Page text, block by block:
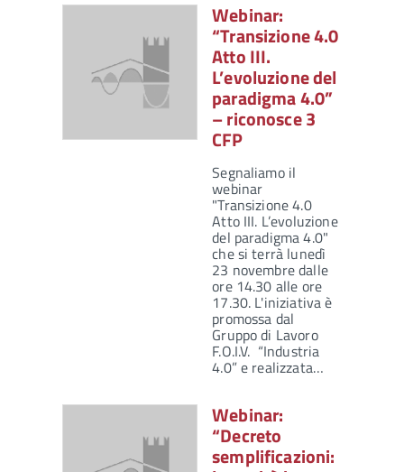
Webinar:
“Transizione 4.0
Atto III.
L’evoluzione del
paradigma 4.0”
– riconosce 3
CFP
Segnaliamo il
webinar
"Transizione 4.0
Atto III. L’evoluzione
del paradigma 4.0"
che si terrà lunedì
23 novembre dalle
ore 14.30 alle ore
17.30. L'iniziativa è
promossa dal
Gruppo di Lavoro
F.O.I.V. “Industria
4.0” e realizzata…
Webinar:
“Decreto
semplificazioni: